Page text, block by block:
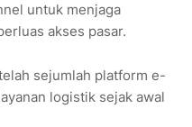
untuk menjaga
akses pasar.
sejumlah platform e-
logistik sejak awal